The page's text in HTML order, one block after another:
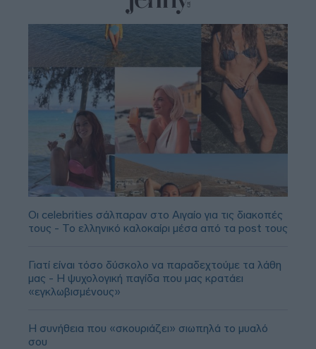
Οι celebrities σάλπαραν στο Αιγαίο για τις διακοπές
τους - Το ελληνικό καλοκαίρι μέσα από τα post τους
Γιατί είναι τόσο δύσκολο να παραδεχτούμε τα λάθη
μας - Η ψυχολογική παγίδα που μας κρατάει
«εγκλωβισμένους»
Η συνήθεια που «σκουριάζει» σιωπηλά το μυαλό
σου